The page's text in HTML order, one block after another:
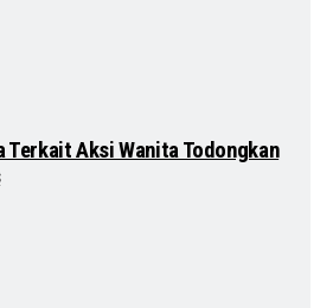
Terkait Aksi Wanita Todongkan